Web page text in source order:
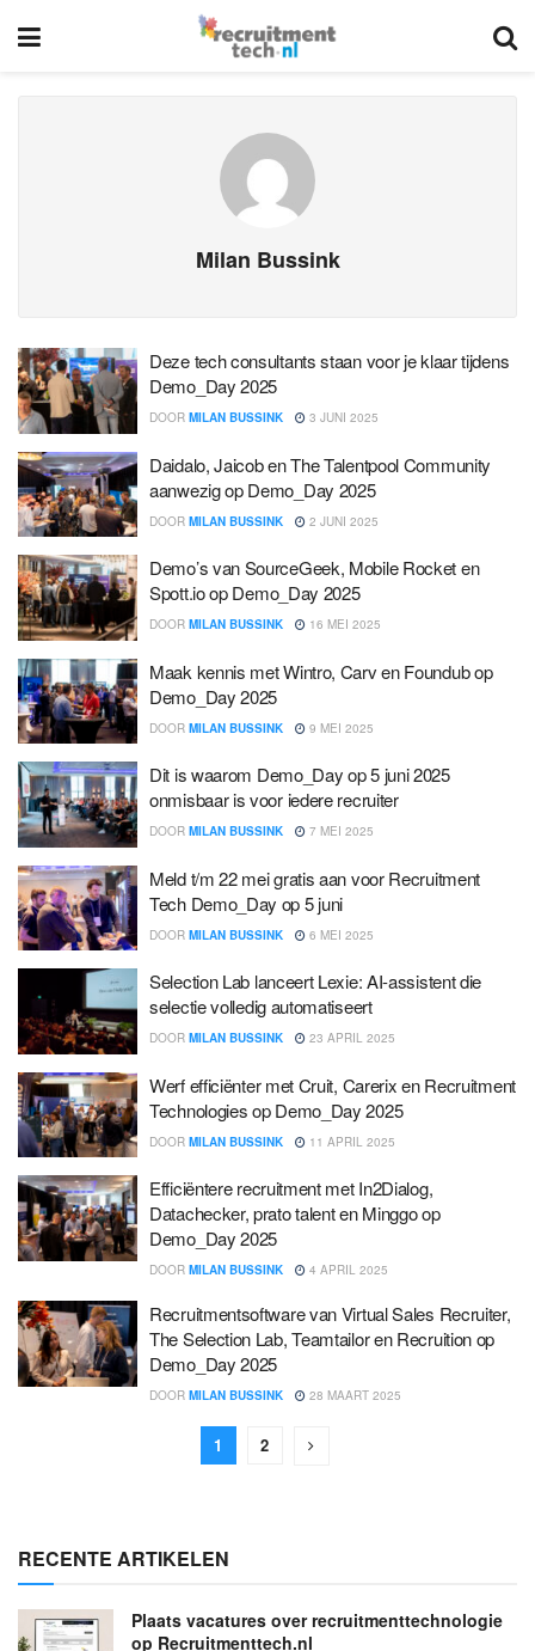
Milan Bussink
Deze tech consultants staan voor je klaar tijdens
Demo_Day 2025
DOOR MILAN BUSSINK 3 JUNI 2025
Daidalo, Jaicob en The Talentpool Community
aanwezig op Demo_Day 2025
DOOR MILAN BUSSINK 2 JUNI 2025
Demo’s van SourceGeek, Mobile Rocket en
Spott.io op Demo_Day 2025
DOOR MILAN BUSSINK 16 MEI 2025
Maak kennis met Wintro, Carv en Foundub op
Demo_Day 2025
DOOR MILAN BUSSINK 9 MEI 2025
Dit is waarom Demo_Day op 5 juni 2025
onmisbaar is voor iedere recruiter
DOOR MILAN BUSSINK 7 MEI 2025
Meld t/m 22 mei gratis aan voor Recruitment
Tech Demo_Day op 5 juni
DOOR MILAN BUSSINK 6 MEI 2025
Selection Lab lanceert Lexie: AI-assistent die
selectie volledig automatiseert
DOOR MILAN BUSSINK 23 APRIL 2025
Werf efficiënter met Cruit, Carerix en Recruitment
Technologies op Demo_Day 2025
DOOR MILAN BUSSINK 11 APRIL 2025
Efficiëntere recruitment met In2Dialog,
Datachecker, prato talent en Minggo op
Demo_Day 2025
DOOR MILAN BUSSINK 4 APRIL 2025
Recruitmentsoftware van Virtual Sales Recruiter,
The Selection Lab, Teamtailor en Recruition op
Demo_Day 2025
DOOR MILAN BUSSINK 28 MAART 2025
1 2
RECENTE ARTIKELEN
Plaats vacatures over recruitmenttechnologie
op Recruitmenttech.nl